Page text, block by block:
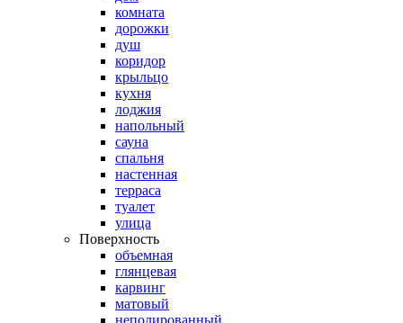
комната
дорожки
душ
коридор
крыльцо
кухня
лоджия
напольный
сауна
спальня
настенная
терраса
туалет
улица
Поверхность
объемная
глянцевая
карвинг
матовый
неполированный